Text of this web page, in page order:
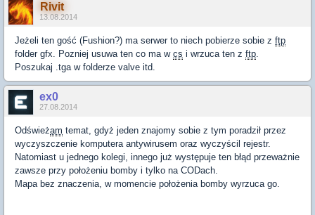
Rivit
13.08.2014
Jeżeli ten gość (Fushion?) ma serwer to niech pobierze sobie z ftp
folder gfx. Pozniej usuwa ten co ma w cs i wrzuca ten z ftp.
Poszukaj .tga w folderze valve itd.
ex0
27.08.2014
Odświeżam temat, gdyż jeden znajomy sobie z tym poradził przez
wyczyszczenie komputera antywirusem oraz wyczyścil rejestr.
Natomiast u jednego kolegi, innego już występuje ten błąd przeważnie
zawsze przy położeniu bomby i tylko na CODach.
Mapa bez znaczenia, w momencie położenia bomby wyrzuca go.